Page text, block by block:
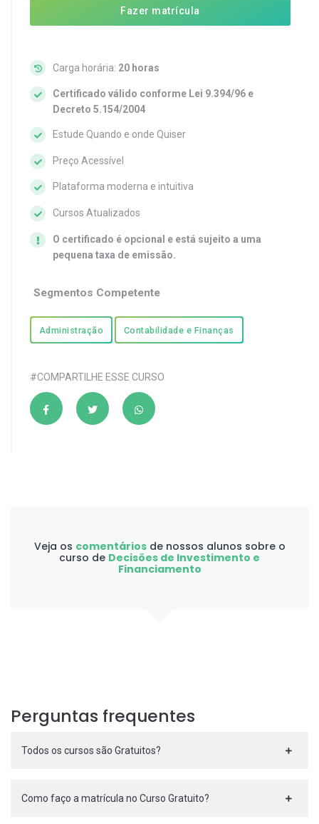
Fazer matrícula
Carga horária: 20 horas
Certificado válido conforme Lei 9.394/96 e
Decreto 5.154/2004
Estude Quando e onde Quiser
Preço Acessível
Plataforma moderna e intuitiva
Cursos Atualizados
O certificado é opcional e está sujeito a uma
pequena taxa de emissão.
Segmentos Competente
Administração Contabilidade e Finanças
#COMPARTILHE ESSE CURSO
Veja os comentáriosde nossos alunos sobre o
curso de Decisões de Investimento e
Financiamento
Perguntas frequentes
Todos os cursos são Gratuitos?
Como faço a matrícula no Curso Gratuito?